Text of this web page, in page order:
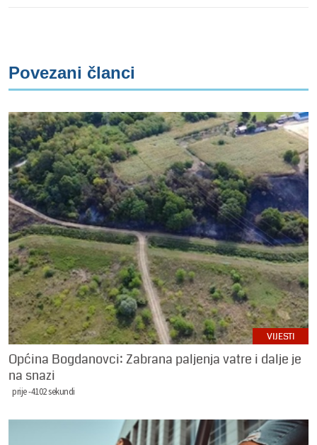
Povezani članci
VIJESTI
Općina Bogdanovci: Zabrana paljenja vatre i dalje je
na snazi
prije -4102 sekundi